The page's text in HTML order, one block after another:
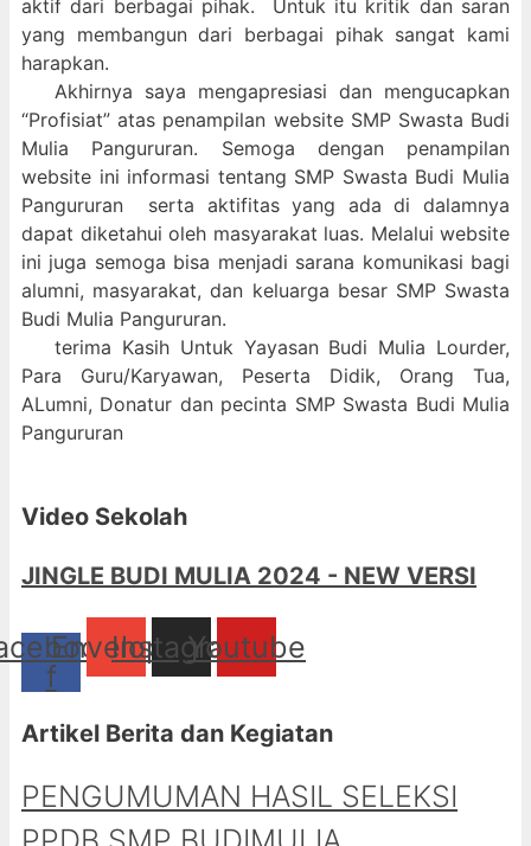
aktif dari berbagai pihak. Untuk itu kritik dan saran
yang membangun dari berbagai pihak sangat kami
harapkan.
Akhirnya saya mengapresiasi dan mengucapkan
“Profisiat” atas penampilan website SMP Swasta Budi
Mulia Pangururan. Semoga dengan penampilan
website ini informasi tentang SMP Swasta Budi Mulia
Pangururan serta aktifitas yang ada di dalamnya
dapat diketahui oleh masyarakat luas. Melalui website
ini juga semoga bisa menjadi sarana komunikasi bagi
alumni, masyarakat, dan keluarga besar SMP Swasta
Budi Mulia Pangururan.
terima Kasih Untuk Yayasan Budi Mulia Lourder,
Para Guru/Karyawan, Peserta Didik, Orang Tua,
ALumni, Donatur dan pecinta SMP Swasta Budi Mulia
Pangururan
Video Sekolah
JINGLE BUDI MULIA 2024 - NEW VERSI
f
Envelope
Instagram
Youtube
Artikel Berita dan Kegiatan
PENGUMUMAN HASIL SELEKSI